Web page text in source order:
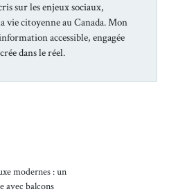
sur les enjeux sociaux,
vie citoyenne au Canada. Mon
accessible, engagée
dans le réel.
modernes : un
avec balcons